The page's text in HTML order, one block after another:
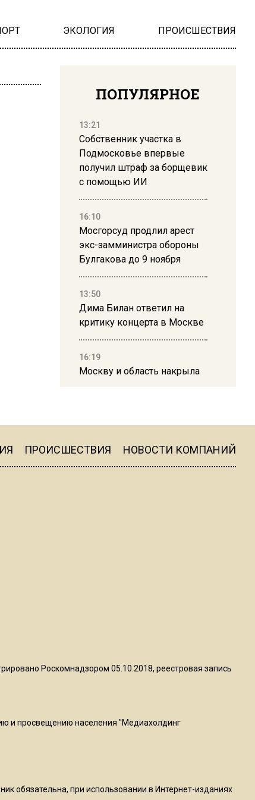
ЭКОЛОГИЯ ПРОИСШЕСТВИЯ
ПОПУЛЯРНОЕ
13:21
Собственник участка в
Подмосковье впервые
получил штраф за борщевик
с помощью ИИ
16:10
Мосгорсуд продлил арест
экс-замминистра обороны
Булгакова до 9 ноября
13:50
Дима Билан ответил на
критику концерта в Москве
16:19
Москву и область накрыла
ограничат движение на
13:50
«Химок»
ПРОИСШЕСТВИЯ НОВОСТИ КОМПАНИЙ
Роскомнадзором 05.10.2018, реестровая запись
и просвещению населения "Медиахолдинг
обязательна, при использовании в Интернет-изданиях